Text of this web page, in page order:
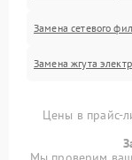
Замена сетевого
Замена жгута
Цены в прайс-